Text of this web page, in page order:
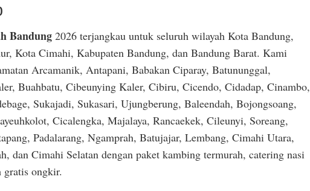
Bandung2026 terjangkau untuk seluruh wilayah Kota Bandung,
Kota Cimahi, Kabupaten Bandung, dan Bandung Barat. Kami
Arcamanik, Antapani, Babakan Ciparay, Batununggal,
Buahbatu, Cibeunying Kaler, Cibiru, Cicendo, Cidadap, Cinambo,
Sukajadi, Sukasari, Ujungberung, Baleendah, Bojongsoang,
Cicalengka, Majalaya, Rancaekek, Cileunyi, Soreang,
Padalarang, Ngamprah, Batujajar, Lembang, Cimahi Utara,
dan Cimahi Selatan dengan paket kambing termurah, catering nasi
gratis ongkir.